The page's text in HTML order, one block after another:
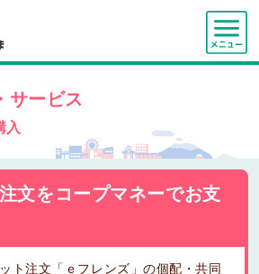
サービス
入
文をコープマネーでお支
ト注文「ｅフレンズ」の個配・共同